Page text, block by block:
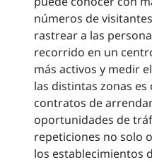
números de
rastrear a las
recorrido en un
más activos y medir
las distintas zonas
contratos de
oportunidades de
repeticiones no solo
los establecimientos